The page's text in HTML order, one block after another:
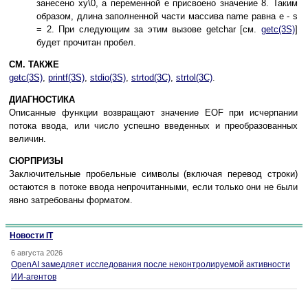
занесено xy\0, а переменной e присвоено значение 8. Таким
образом, длина заполненной части массива name равна e - s
= 2. При следующим за этим вызове getchar [см. getc(3S)]
будет прочитан пробел.
СМ. ТАКЖЕ
getc(3S), printf(3S), stdio(3S), strtod(3C), strtol(3C).
ДИАГНОСТИКА
Описанные функции возвращают значение EOF при исчерпании
потока ввода, или число успешно введенных и преобразованных
величин.
СЮРПРИЗЫ
Заключительные пробельные символы (включая перевод строки)
остаются в потоке ввода непрочитанными, если только они не были
явно затребованы форматом.
Новости IT
6 августа 2026
OpenAI замедляет исследования после неконтролируемой активности
ИИ-агентов